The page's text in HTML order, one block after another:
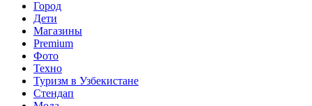
Город
Дети
Магазины
Premium
Фото
Техно
Туризм в Узбекистане
Стендап